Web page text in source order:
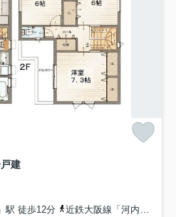
建
駅 徒歩12分
近鉄大阪線「河内国分」駅 徒歩21分